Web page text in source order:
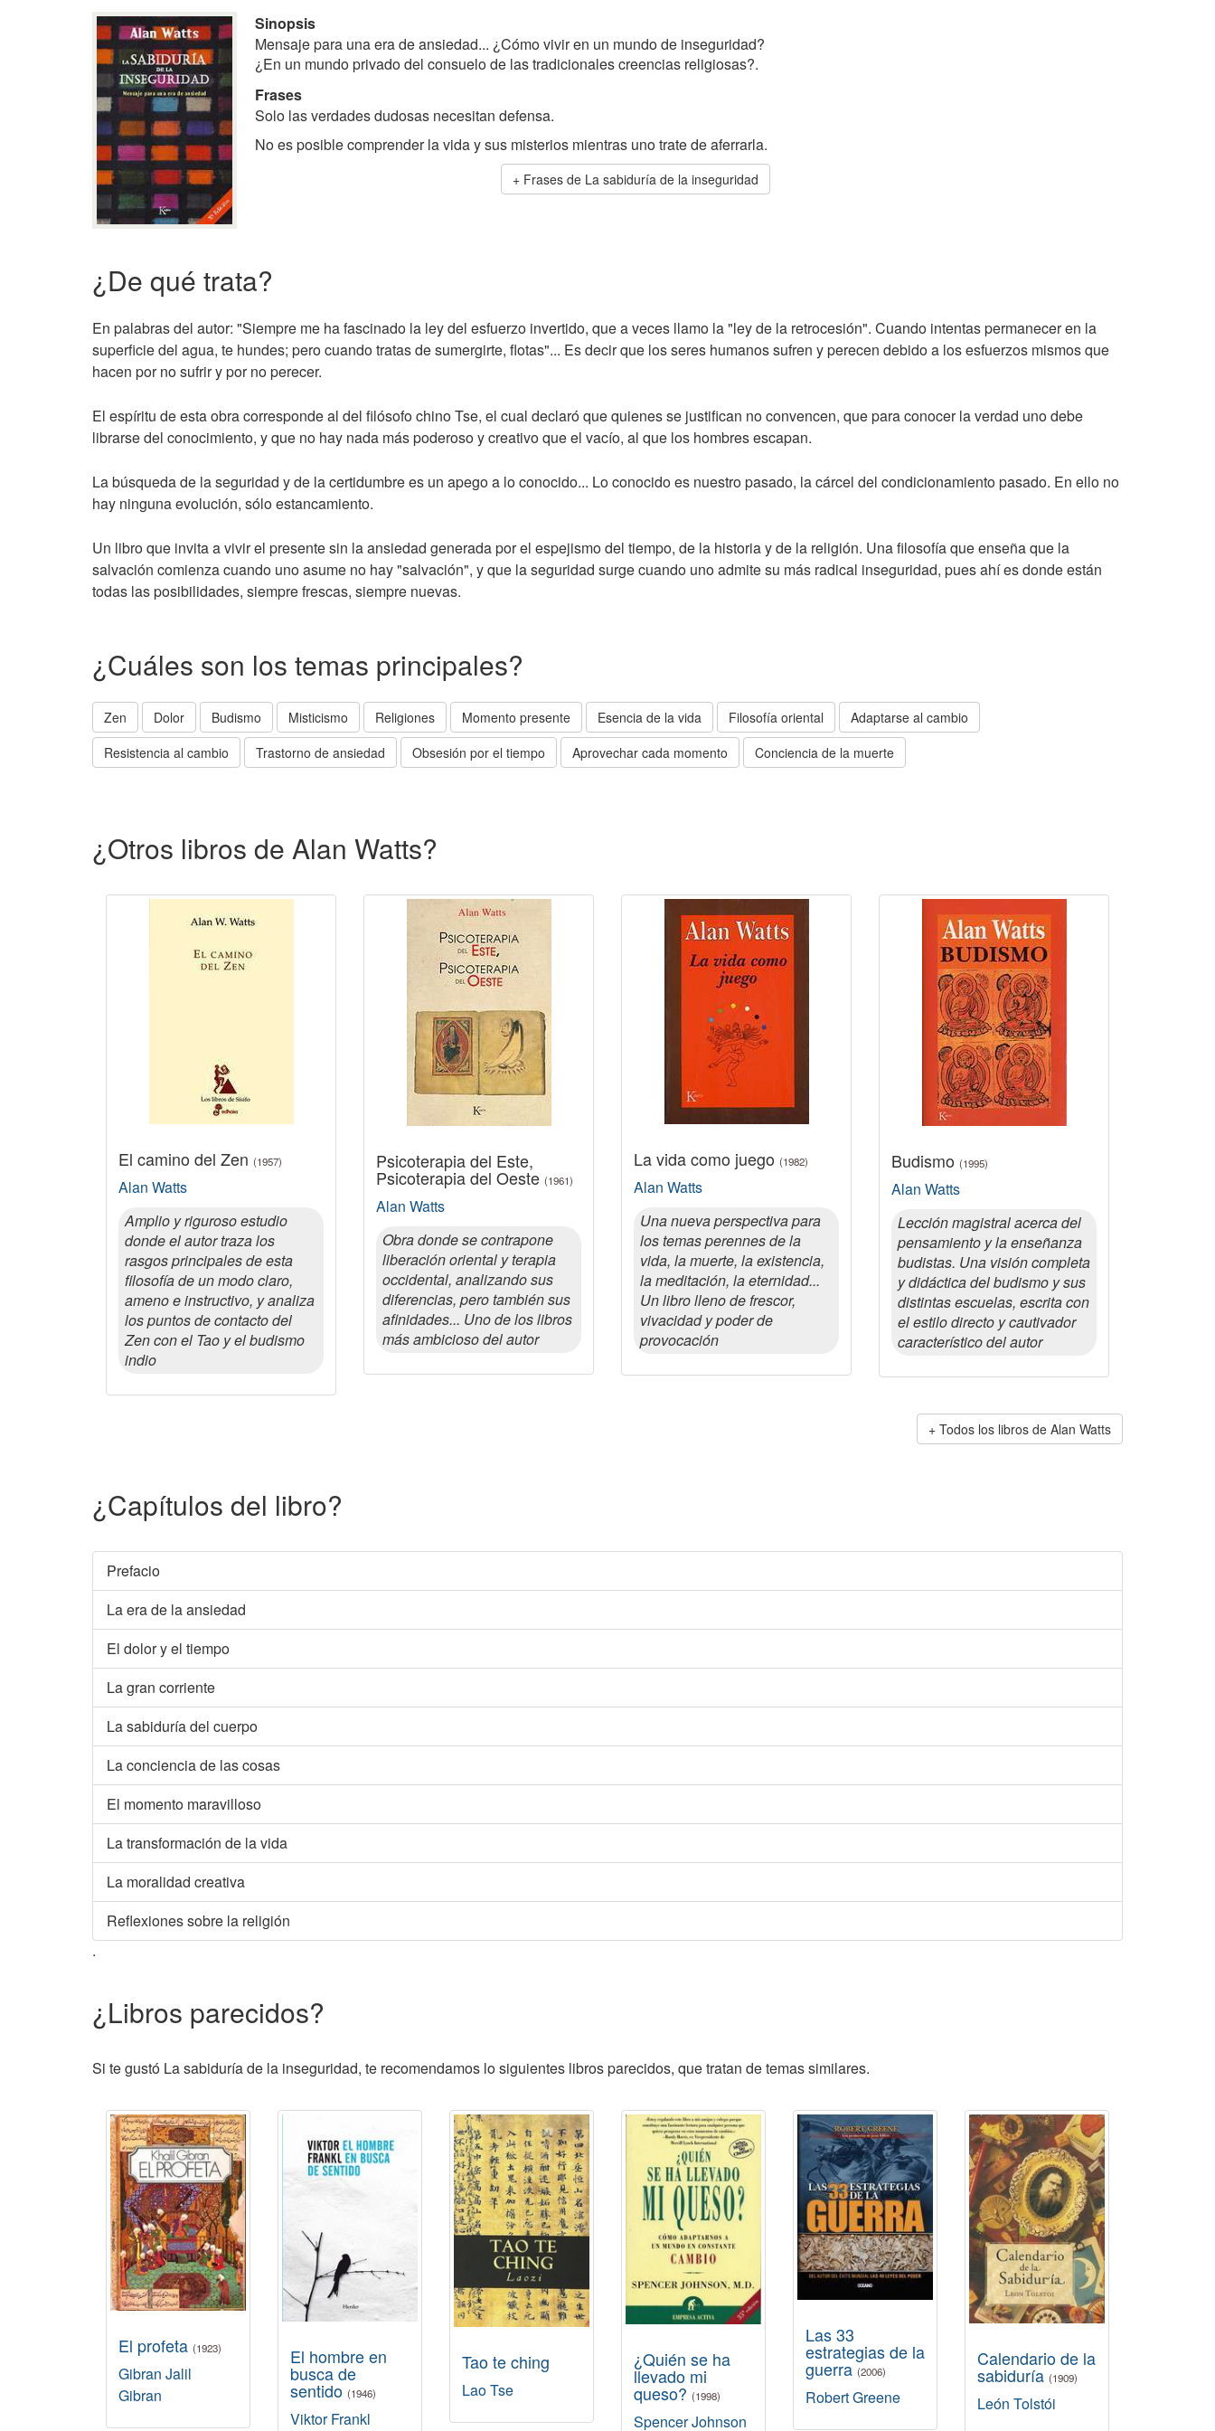
Sinopsis
Mensaje para una era de ansiedad... ¿Cómo vivir en un mundo de inseguridad?
¿En un mundo privado del consuelo de las tradicionales creencias religiosas?.
Frases
Solo las verdades dudosas necesitan defensa.
No es posible comprender la vida y sus misterios mientras uno trate de aferrarla.
Frases de La sabiduría de la inseguridad
¿De qué trata?
En palabras del autor: "Siempre me ha fascinado la ley del esfuerzo invertido, que a veces llamo la "ley de la retrocesión". Cuando intentas permanecer en la
superficie del agua, te hundes; pero cuando tratas de sumergirte, flotas"... Es decir que los seres humanos sufren y perecen debido a los esfuerzos mismos que
hacen por no sufrir y por no perecer.
El espíritu de esta obra corresponde al del filósofo chino Tse, el cual declaró que quienes se justifican no convencen, que para conocer la verdad uno debe
librarse del conocimiento, y que no hay nada más poderoso y creativo que el vacío, al que los hombres escapan.
La búsqueda de la seguridad y de la certidumbre es un apego a lo conocido... Lo conocido es nuestro pasado, la cárcel del condicionamiento pasado. En ello no
hay ninguna evolución, sólo estancamiento.
Un libro que invita a vivir el presente sin la ansiedad generada por el espejismo del tiempo, de la historia y de la religión. Una filosofía que enseña que la
salvación comienza cuando uno asume no hay "salvación", y que la seguridad surge cuando uno admite su más radical inseguridad, pues ahí es donde están
todas las posibilidades, siempre frescas, siempre nuevas.
¿Cuáles son los temas principales?
Zen Dolor Budismo Misticismo Religiones Momento presente Esencia de la vida Filosofía oriental
Adaptarse al cambio
Resistencia al cambio
Trastorno de ansiedad Obsesión por el tiempo Aprovechar cada momento Conciencia de la muerte
¿Otros libros de Alan Watts?
El camino del Zen (1957)
Alan Watts
Amplio y riguroso estudio
donde el autor traza los
rasgos principales de esta
filosofía de un modo claro,
ameno e instructivo, y analiza
los puntos de contacto del
Zen con el Tao y el budismo
indio
Psicoterapia del Este,
Psicoterapia del Oeste (1961)
Alan Watts
Obra donde se contrapone
liberación oriental y terapia
occidental, analizando sus
diferencias, pero también sus
afinidades... Uno de los libros
más ambicioso del autor
La vida como juego (1982)
Alan Watts
Una nueva perspectiva para
los temas perennes de la
vida, la muerte, la existencia,
la meditación, la eternidad...
Un libro lleno de frescor,
vivacidad y poder de
provocación
Budismo (1995)
Alan Watts
Lección magistral acerca del
pensamiento y la enseñanza
budistas. Una visión completa
y didáctica del budismo y sus
distintas escuelas, escrita con
el estilo directo y cautivador
característico del autor
Todos los libros de Alan Watts
¿Capítulos del libro?
Prefacio
La era de la ansiedad
El dolor y el tiempo
La gran corriente
La sabiduría del cuerpo
La conciencia de las cosas
El momento maravilloso
La transformación de la vida
La moralidad creativa
Reflexiones sobre la religión
.
¿Libros parecidos?
Si te gustó La sabiduría de la inseguridad, te recomendamos lo siguientes libros parecidos, que tratan de temas similares.
El profeta (1923)
Gibran Jalil
Gibran
El hombre en
busca de
sentido (1946)
Viktor Frankl
Tao te ching
Lao Tse
¿Quién se ha
llevado mi
queso? (1998)
Spencer Johnson
Las 33
estrategias de la
guerra(2006)
Robert Greene
Calendario de la
sabiduría (1909)
León Tolstói